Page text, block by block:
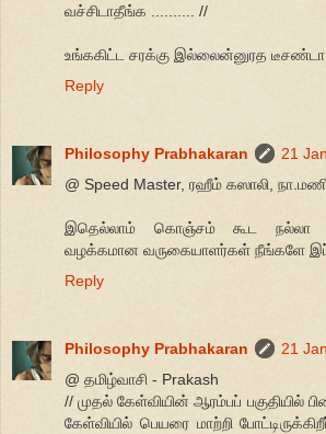
வச்சிடாதீங்க .......... //
உங்ககிட்ட சரக்கு இல்லைன்னுரத
Reply
Philosophy Prabhakaran
21
@ Speed Master, ரஹீம் கஸாலி,
இதெல்லாம் கொஞ்சம் கூட நல்லா
வழக்கமான வருகையாளர்கள் நீங்களே
Reply
Philosophy Prabhakaran
21
@ தமிழ்வாசி - Prakash
// முதல் கேள்வியின் ஆரம்பப் பகுதியில்
கேள்வியில் பெயரை மாற்றி